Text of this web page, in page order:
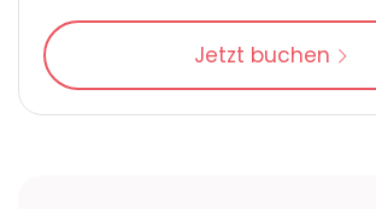
Jetzt buchen